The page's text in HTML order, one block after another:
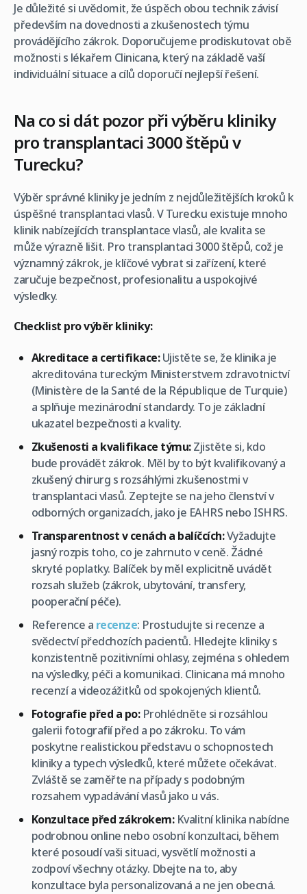
Je důležité si uvědomit, že úspěch obou technik závisí
především na dovednosti a zkušenostech týmu
provádějícího zákrok. Doporučujeme prodiskutovat obě
možnosti s lékařem Clinicana, který na základě vaší
individuální situace a cílů doporučí nejlepší řešení.
Na co si dát pozor při výběru kliniky
pro transplantaci 3000 štěpů v
Turecku?
Výběr správné kliniky je jedním z nejdůležitějších kroků k
úspěšné transplantaci vlasů. V Turecku existuje mnoho
klinik nabízejících transplantace vlasů, ale kvalita se
může výrazně lišit. Pro transplantaci 3000 štěpů, což je
významný zákrok, je klíčové vybrat si zařízení, které
zaručuje bezpečnost, profesionalitu a uspokojivé
výsledky.
Checklist pro výběr kliniky:
Akreditace a certifikace:Ujistěte se, že klinika je
akreditována tureckým Ministerstvem zdravotnictví
(Ministère de la Santé de la République de Turquie)
a splňuje mezinárodní standardy. To je základní
ukazatel bezpečnosti a kvality.
Zkušenosti a kvalifikace týmu:Zjistěte si, kdo
bude provádět zákrok. Měl by to být kvalifikovaný a
zkušený chirurg s rozsáhlými zkušenostmi v
transplantaci vlasů. Zeptejte se na jeho členství v
odborných organizacích, jako je EAHRS nebo ISHRS.
Transparentnost v cenách a balíčcích:Vyžadujte
jasný rozpis toho, co je zahrnuto v ceně. Žádné
skryté poplatky. Balíček by měl explicitně uvádět
rozsah služeb (zákrok, ubytování, transfery,
pooperační péče).
Reference a recenze: Prostudujte si recenze a
svědectví předchozích pacientů. Hledejte kliniky s
konzistentně pozitivními ohlasy, zejména s ohledem
na výsledky, péči a komunikaci. Clinicana má mnoho
recenzí a videozážitků od spokojených klientů.
Fotografie před a po:Prohlédněte si rozsáhlou
galerii fotografií před a po zákroku. To vám
poskytne realistickou představu o schopnostech
kliniky a typech výsledků, které můžete očekávat.
Zvláště se zaměřte na případy s podobným
rozsahem vypadávání vlasů jako u vás.
Konzultace před zákrokem:Kvalitní klinika nabídne
podrobnou online nebo osobní konzultaci, během
které posoudí vaši situaci, vysvětlí možnosti a
zodpoví všechny otázky. Dbejte na to, aby
konzultace byla personalizovaná a ne jen obecná.